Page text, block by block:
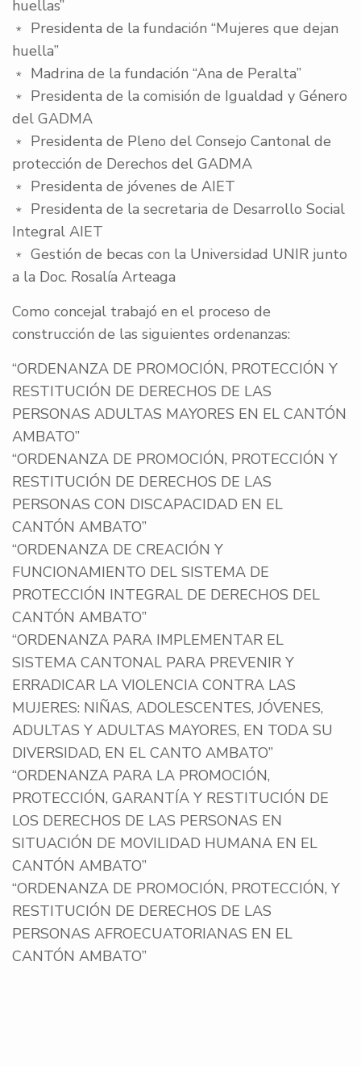
huellas”
﹡ Presidenta de la fundación “Mujeres que dejan
huella”
﹡ Madrina de la fundación “Ana de Peralta”
﹡ Presidenta de la comisión de Igualdad y Género
del GADMA
﹡ Presidenta de Pleno del Consejo Cantonal de
protección de Derechos del GADMA
﹡ Presidenta de jóvenes de AIET
﹡ Presidenta de la secretaria de Desarrollo Social
Integral AIET
﹡ Gestión de becas con la Universidad UNIR junto
a la Doc. Rosalía Arteaga
Como concejal trabajó en el proceso de
construcción de las siguientes ordenanzas:
“ORDENANZA DE PROMOCIÓN, PROTECCIÓN Y
RESTITUCIÓN DE DERECHOS DE LAS
PERSONAS ADULTAS MAYORES EN EL CANTÓN
AMBATO”
“ORDENANZA DE PROMOCIÓN, PROTECCIÓN Y
RESTITUCIÓN DE DERECHOS DE LAS
PERSONAS CON DISCAPACIDAD EN EL
CANTÓN AMBATO”
“ORDENANZA DE CREACIÓN Y
FUNCIONAMIENTO DEL SISTEMA DE
PROTECCIÓN INTEGRAL DE DERECHOS DEL
CANTÓN AMBATO”
“ORDENANZA PARA IMPLEMENTAR EL
SISTEMA CANTONAL PARA PREVENIR Y
ERRADICAR LA VIOLENCIA CONTRA LAS
MUJERES: NIÑAS, ADOLESCENTES, JÓVENES,
ADULTAS Y ADULTAS MAYORES, EN TODA SU
DIVERSIDAD, EN EL CANTO AMBATO”
“ORDENANZA PARA LA PROMOCIÓN,
PROTECCIÓN, GARANTÍA Y RESTITUCIÓN DE
LOS DERECHOS DE LAS PERSONAS EN
SITUACIÓN DE MOVILIDAD HUMANA EN EL
CANTÓN AMBATO”
“ORDENANZA DE PROMOCIÓN, PROTECCIÓN, Y
RESTITUCIÓN DE DERECHOS DE LAS
PERSONAS AFROECUATORIANAS EN EL
CANTÓN AMBATO”